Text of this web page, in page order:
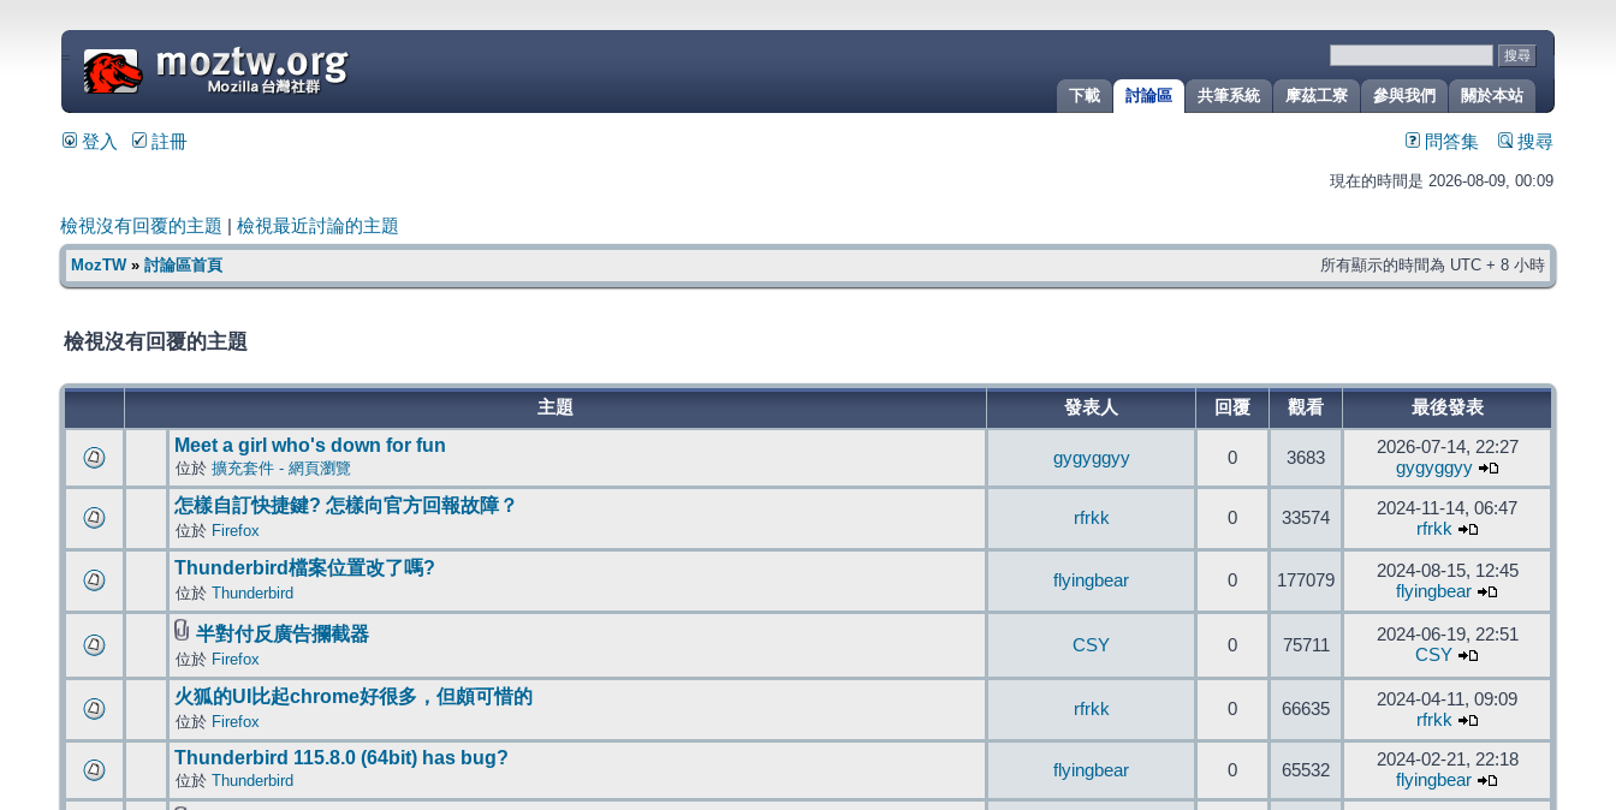
關於本站
參與我們
摩茲工寮
共筆系統
討論區
下載
=
登入 註冊 問答集 搜尋
現在的時間是 2026-08-09, 00:09
檢視沒有回覆的主題 檢視最近討論的主題
MozTW» 討論區首頁 所有顯示的時間為 UTC + 8 小時
檢視沒有回覆的主題
主題 發表人 回覆 觀看 最後發表
Meet a girl who's down for fun
位於 擴充套件 - 網頁瀏覽
gygyggyy 0 3683
2026-07-14, 22:27
gygyggyy
怎樣自訂快捷鍵? 怎樣向官方回報故障？
位於 Firefox
rfrkk 0 33574
2024-11-14, 06:47
rfrkk
Thunderbird檔案位置改了嗎?
位於 Thunderbird
flyingbear 0 177079
2024-08-15, 12:45
flyingbear
半對付反廣告攔截器
位於 Firefox
CSY 0 75711
2024-06-19, 22:51
CSY
火狐的UI比起chrome好很多，但頗可惜的
位於 Firefox
rfrkk 0 66635
2024-04-11, 09:09
rfrkk
Thunderbird 115.8.0 (64bit) has bug?
位於 Thunderbird
flyingbear 0 65532
2024-02-21, 22:18
flyingbear